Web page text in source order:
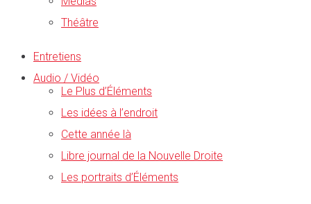
Théâtre
Entretiens
Audio / Vidéo
Le Plus d’Éléments
Les idées à l’endroit
Cette année là
Libre journal de la Nouvelle Droite
Les portraits d’Éléments